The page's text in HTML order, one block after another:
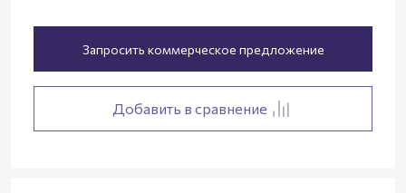
Запросить коммерческое предложение
Добавить в сравнение